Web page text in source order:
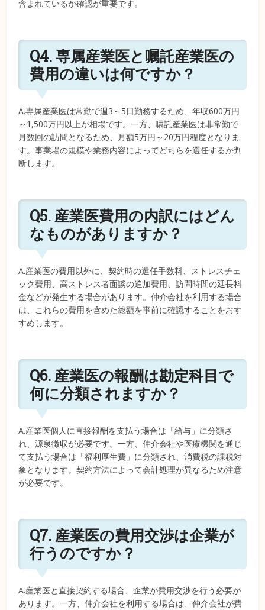
含まれているか確認が重要です。
Q4. 専属産業医と嘱託産業医の
費用の違いは何ですか？
A.専属産業医は常勤で週3～5日勤務するため、年収600万円
～1,500万円以上が相場です。一方、嘱託産業医は非常勤で
月数回の訪問となるため、月額5万円～20万円程度となりま
す。事業場の規模や業務内容によってどちらを選任するか判
断します。
Q5. 産業医費用の内訳にはどん
なものがありますか？
A.産業医の費用以外に、契約時の選任手数料、ストレスチェ
ック費用、高ストレス者面談の追加費用、訪問時間の延長料
金などが発生する場合があります。仲介会社を利用する場合
は、これらの費用を含めた総額を事前に確認することをおす
すめします。
Q6. 産業医の報酬は勘定科目で
何に分類されますか？
A.産業医個人に直接報酬を支払う場合は「給与」に分類さ
れ、源泉徴収が必要です。一方、仲介会社や医療機関を通じ
て支払う場合は「福利厚生費」に分類され、消費税の課税対
象となります。契約方法によって会計処理が異なるため注意
が必要です。
Q7. 産業医の費用交渉は企業が
行うのですか？
A.産業医と直接契約する場合、企業が費用交渉を行う必要が
あります。一方、仲介会社を利用する場合は、仲介会社が費